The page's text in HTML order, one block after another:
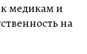
медикам и
на